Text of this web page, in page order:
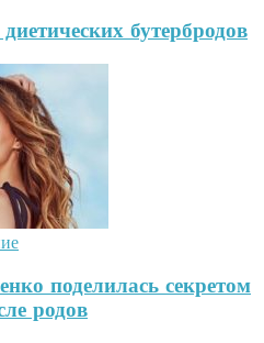
бутербродов
поделилась секретом
родов